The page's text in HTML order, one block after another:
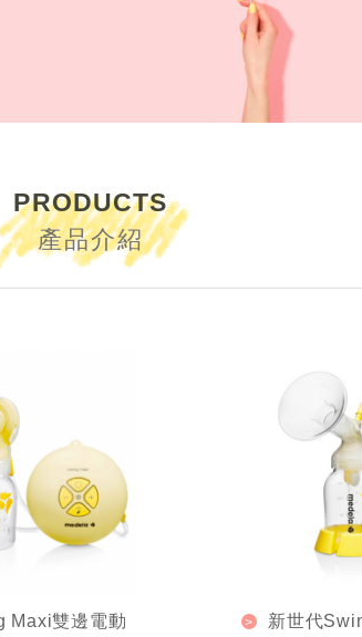
PRODUCTS
產品介紹
動
新世代Swing電動吸乳